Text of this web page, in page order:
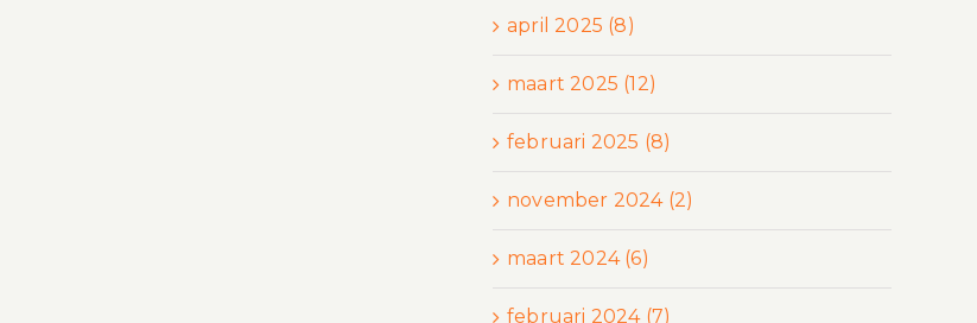
april 2025 (8)
maart 2025 (12)
februari 2025 (8)
november 2024 (2)
maart 2024 (6)
februari 2024 (7)